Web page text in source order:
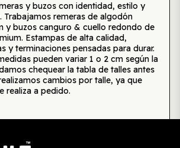
y buzos con identidad, estilo y
Trabajamos remeras de algodón
y buzos canguro & cuello redondo de
Estampas de alta calidad,
y terminaciones pensadas para durar.
pueden variar 1 o 2 cm según la
chequear la tabla de talles antes
cambios por talle, ya que
realiza a pedido.